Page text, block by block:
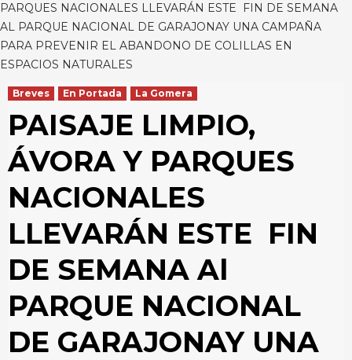
PARQUES NACIONALES LLEVARÁN ESTE FIN DE SEMANA
AL PARQUE NACIONAL DE GARAJONAY UNA CAMPAÑA
PARA PREVENIR EL ABANDONO DE COLILLAS EN
ESPACIOS NATURALES
Breves En Portada La Gomera
PAISAJE LIMPIO,
ÁVORA Y PARQUES
NACIONALES
LLEVARÁN ESTE FIN
DE SEMANA Al
PARQUE NACIONAL
DE GARAJONAY UNA